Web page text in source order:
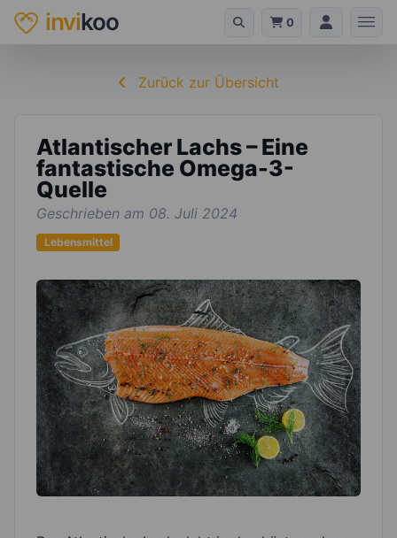
invikoo 0
Zurück zur Übersicht
Atlantischer Lachs – Eine
fantastische Omega-3-
Quelle
Geschrieben am 08. Juli 2024
Lebensmittel